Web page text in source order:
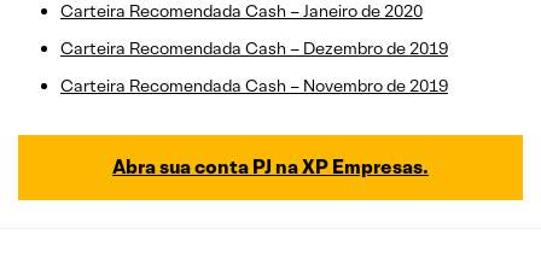
Carteira Recomendada Cash – Janeiro de 2020
Carteira Recomendada Cash – Dezembro de 2019
Carteira Recomendada Cash – Novembro de 2019
Abra sua conta PJ na XP Empresas.